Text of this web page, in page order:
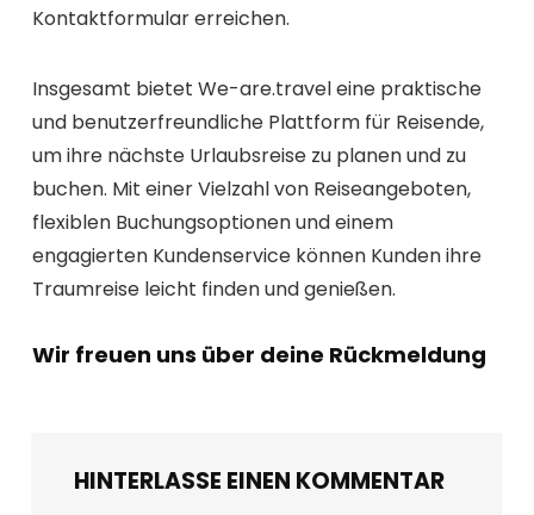
Kontaktformular erreichen.
Insgesamt bietet We-are.travel eine praktische
und benutzerfreundliche Plattform für Reisende,
um ihre nächste Urlaubsreise zu planen und zu
buchen. Mit einer Vielzahl von Reiseangeboten,
flexiblen Buchungsoptionen und einem
engagierten Kundenservice können Kunden ihre
Traumreise leicht finden und genießen.
Wir freuen uns über deine Rückmeldung
HINTERLASSE EINEN KOMMENTAR